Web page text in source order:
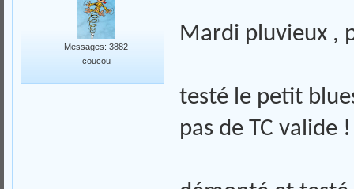
Messages: 3882
coucou
Mardi pluvieux ,
testé le petit
pas de TC valide